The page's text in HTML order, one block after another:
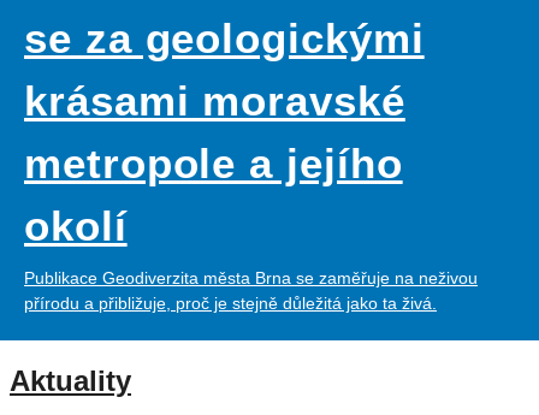
se za geologickými
krásami moravské
metropole a jejího
okolí
Publikace Geodiverzita města Brna se zaměřuje na neživou
přírodu a přibližuje, proč je stejně důležitá jako ta živá.
Aktuality